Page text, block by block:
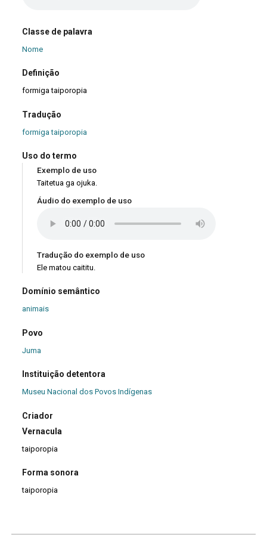
Classe de palavra
Nome
Definição
formiga taiporopia
Tradução
formiga taiporopia
Uso do termo
Exemplo de uso
Taitetua ga ojuka.
Áudio do exemplo de uso
Tradução do exemplo de uso
Ele matou caititu.
Domínio semântico
animais
Povo
Juma
Instituição detentora
Museu Nacional dos Povos Indígenas
Criador
Vernacula
taiporopia
Forma sonora
taiporopia